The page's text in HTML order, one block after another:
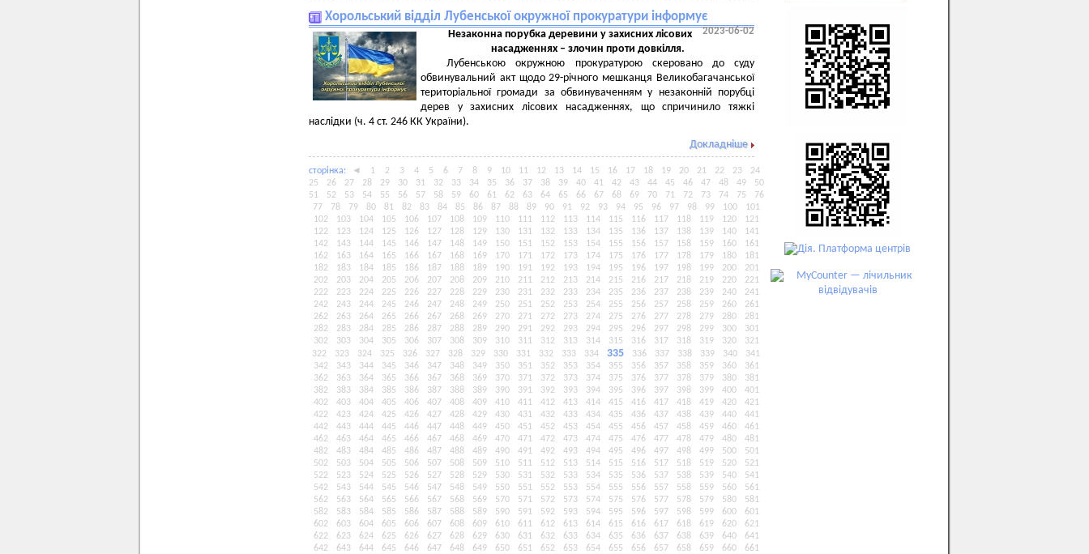
Хорольський відділ Лубенської окружної прокуратури інформує
2023-06-02
Незаконна порубка деревини у захисних лісових
насадженнях – злочин проти довкілля.
Лубенською окружною прокуратурою скеровано до суду
обвинувальний акт щодо 29-річного мешканця Великобагачанської
територіальної громади за обвинуваченням у незаконній порубці
дерев у захисних лісових насадженнях, що спричинило тяжкі
наслідки (ч. 4 ст. 246 КК України).
Докладніше
сторiнка: ◄ 1 2 3 4 5 6 7 8 9 10 11 12 13 14 15 16 17 18 19 20 21 22 23
24
25
26 27 28 29 30 31 32 33 34 35 36 37 38 39 40 41 42 43 44 45 46 47 48 49
50
51
52 53 54 55 56 57 58 59 60 61 62 63 64 65 66 67 68 69 70 71 72 73 74 75
76
77
78 79 80 81 82 83 84 85 86 87 88 89 90 91 92 93 94 95 96 97 98 99 100
101
102
103 104 105 106 107 108 109 110 111 112 113 114 115 116 117 118 119 120
121
122
123 124 125 126 127 128 129 130 131 132 133 134 135 136 137 138 139 140
141
142
143 144 145 146 147 148 149 150 151 152 153 154 155 156 157 158 159 160
161
162
163 164 165 166 167 168 169 170 171 172 173 174 175 176 177 178 179 180
181
182
183 184 185 186 187 188 189 190 191 192 193 194 195 196 197 198 199 200
201
202
203 204 205 206 207 208 209 210 211 212 213 214 215 216 217 218 219 220
221
222
223 224 225 226 227 228 229 230 231 232 233 234 235 236 237 238 239 240
241
242
243 244 245 246 247 248 249 250 251 252 253 254 255 256 257 258 259 260
261
262
263 264 265 266 267 268 269 270 271 272 273 274 275 276 277 278 279 280
281
282
283 284 285 286 287 288 289 290 291 292 293 294 295 296 297 298 299 300
301
302
303 304 305 306 307 308 309 310 311 312 313 314 315 316 317 318 319 320
321
322
323 324 325 326 327 328 329 330 331 332 333 334 335 336 337 338 339 340
341
342
343 344 345 346 347 348 349 350 351 352 353 354 355 356 357 358 359 360
361
362
363 364 365 366 367 368 369 370 371 372 373 374 375 376 377 378 379 380
381
382
383 384 385 386 387 388 389 390 391 392 393 394 395 396 397 398 399 400
401
402
403 404 405 406 407 408 409 410 411 412 413 414 415 416 417 418 419 420
421
422
423 424 425 426 427 428 429 430 431 432 433 434 435 436 437 438 439 440
441
442
443 444 445 446 447 448 449 450 451 452 453 454 455 456 457 458 459 460
461
462
463 464 465 466 467 468 469 470 471 472 473 474 475 476 477 478 479 480
481
482
483 484 485 486 487 488 489 490 491 492 493 494 495 496 497 498 499 500
501
502
503 504 505 506 507 508 509 510 511 512 513 514 515 516 517 518 519 520
521
522
523 524 525 526 527 528 529 530 531 532 533 534 535 536 537 538 539 540
541
542
543 544 545 546 547 548 549 550 551 552 553 554 555 556 557 558 559 560
561
562
563 564 565 566 567 568 569 570 571 572 573 574 575 576 577 578 579 580
581
582
583 584 585 586 587 588 589 590 591 592 593 594 595 596 597 598 599 600
601
602
603 604 605 606 607 608 609 610 611 612 613 614 615 616 617 618 619 620
621
622
623 624 625 626 627 628 629 630 631 632 633 634 635 636 637 638 639 640
641
642
643 644 645 646 647 648 649 650 651 652 653 654 655 656 657 658 659 660 661